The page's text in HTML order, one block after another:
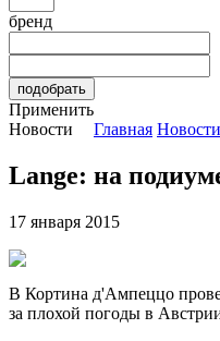
бренд
Применить
Новости
Главная Новости
Lange: на
17 января 2015
В Кортина д'Ампеццо
за плохой погоды в